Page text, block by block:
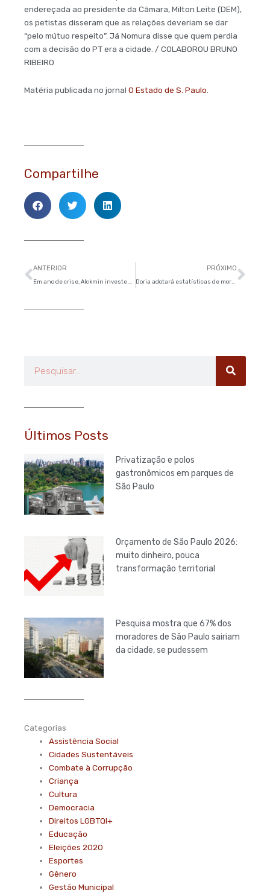
endereçada ao presidente da Câmara, Milton Leite (DEM),
os petistas disseram que as relações deveriam se dar
“pelo mútuo respeito”. Já Nomura disse que quem perdia
com a decisão do PT era a cidade. / COLABOROU BRUNO
RIBEIRO
Matéria publicada no jornal O Estado de S. Paulo
Compartilhe
Anterior
ANTERIOR PRÓXIMO
Doria adotará estatísticas de mortes e acidentes no trânsito feitas pelo governo de SP
Últimos Posts
Privatização e polos
gastronômicos em parques de
São Paulo
Orçamento de São Paulo 2026:
muito dinheiro, pouca
transformação territorial
Pesquisa mostra que 67% dos
moradores de São Paulo sairiam
da cidade, se pudessem
Categorias
Assistência Social
Cidades Sustentáveis
Combate à Corrupção
Criança
Cultura
Democracia
Direitos LGBTQI+
Educação
Eleições 2020
Esportes
Gênero
Gestão Municipal